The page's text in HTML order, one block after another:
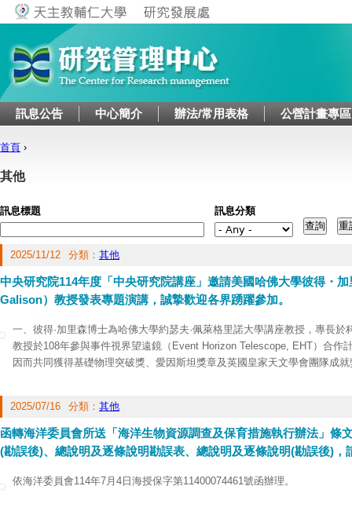
Jump to navigation
訊息公告 中心簡介 辦法/常用表格 公營計畫專區
您在這裡
首頁 ›
其他
訊息標題 訊息分類
2025/11/12 分類： 其他
中央研究院114年度「中央研究院講座」邀請美國哈佛大學彼得・
Galison）教授發表專題演講，誠摯歡迎各界踴躍參加。
一、彼得·加里森博士為哈佛大學約瑟夫·佩萊格里諾大學講座教授，專長於
教授於108年參與事件視界望遠鏡（Event Horizon Telescope, EHT）合作
因而共同獲得基礎物理突破獎、愛因斯坦獎章及英國皇家天文學會團隊成就
2、地點：中央研究院人文社會科學館三樓國際會議廳
3、講題：Black Holes: Where Disciplines Cross （黑洞：跨越學科的交會
4、檢送演講海報電子檔1份，洽詢專線：（02）27899895，中央研究院國
2025/07/16 分類： 其他
函轉海洋委員會所送「海洋生物資源調查及保育措施執行辦法」條
(勘誤後)、總說明及逐條說明勘誤表、總說明及逐條說明(勘誤後)，
依海洋委員會114年7月4日海授保字第11400074461號函辦理。